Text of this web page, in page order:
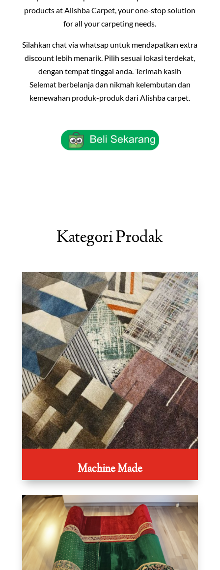
products at Alishba Carpet, your one-stop solution
for all your carpeting needs.
Silahkan chat via whatsap untuk mendapatkan extra
discount lebih menarik. Pilih sesuai lokasi terdekat,
dengan tempat tinggal anda. Terimah kasih
Selemat berbelanja dan nikmah kelembutan dan
kemewahan produk-produk dari Alishba carpet.
Kategori Prodak
Machine Made